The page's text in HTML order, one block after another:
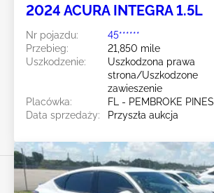
2024 ACURA INTEGRA 1.5L
Nr pojazdu:
45******
Przebieg:
21,850 mile
Uszkodzenie:
Uszkodzona prawa
strona/Uszkodzone
zawieszenie
Placówka:
FL - PEMBROKE PINES
Data sprzedaży:
Przyszła aukcja